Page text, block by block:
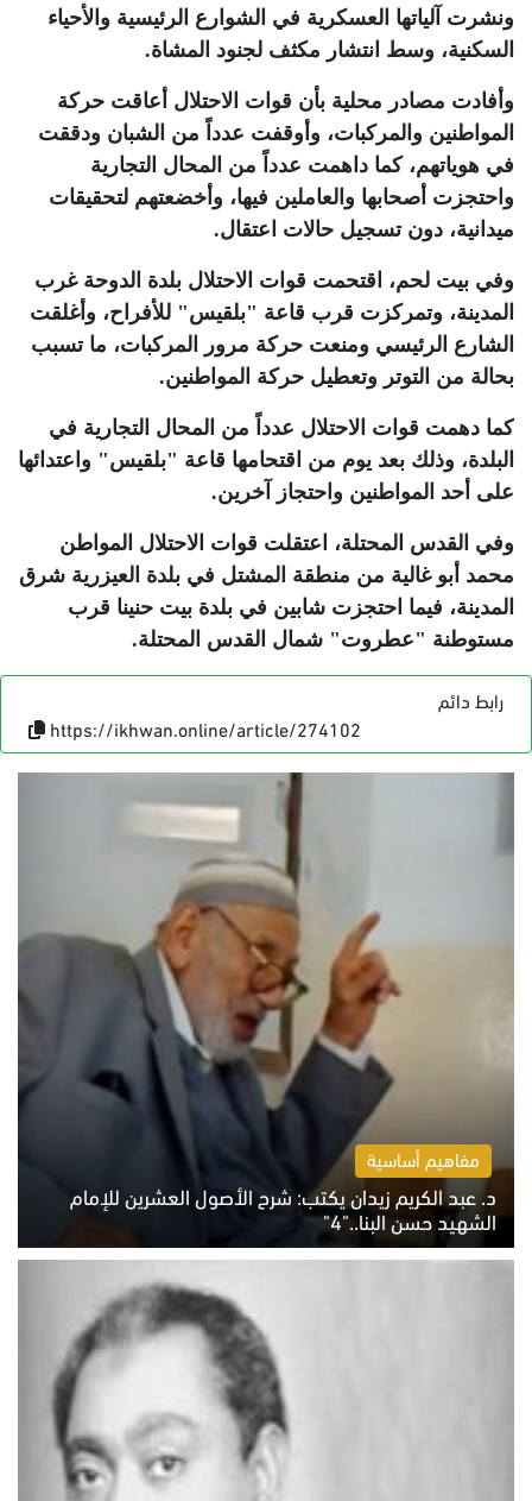
ونشرت آلياتها العسكرية في الشوارع الرئيسية والأحياء
السكنية، وسط انتشار مكثف لجنود المشاة.
وأفادت مصادر محلية بأن قوات الاحتلال أعاقت حركة
المواطنين والمركبات، وأوقفت عدداً من الشبان ودققت
في هوياتهم، كما داهمت عدداً من المحال التجارية
واحتجزت أصحابها والعاملين فيها، وأخضعتهم لتحقيقات
ميدانية، دون تسجيل حالات اعتقال.
وفي بيت لحم، اقتحمت قوات الاحتلال بلدة الدوحة غرب
المدينة، وتمركزت قرب قاعة "بلقيس" للأفراح، وأغلقت
الشارع الرئيسي ومنعت حركة مرور المركبات، ما تسبب
بحالة من التوتر وتعطيل حركة المواطنين.
كما دهمت قوات الاحتلال عدداً من المحال التجارية في
البلدة، وذلك بعد يوم من اقتحامها قاعة "بلقيس" واعتدائها
على أحد المواطنين واحتجاز آخرين.
وفي القدس المحتلة، اعتقلت قوات الاحتلال المواطن
محمد أبو غالية من منطقة المشتل في بلدة العيزرية شرق
المدينة، فيما احتجزت شابين في بلدة بيت حنينا قرب
مستوطنة "عطروت" شمال القدس المحتلة.
رابط دائم
https://ikhwan.online/article/274102
مفاهيم أساسية
د. عبد الكريم زيدان يكتب: شرح الأصول العشرين للإمام
الشهيد حسن البنا.."4"
الخميس 6 أغسطس 2026 10:27 ص